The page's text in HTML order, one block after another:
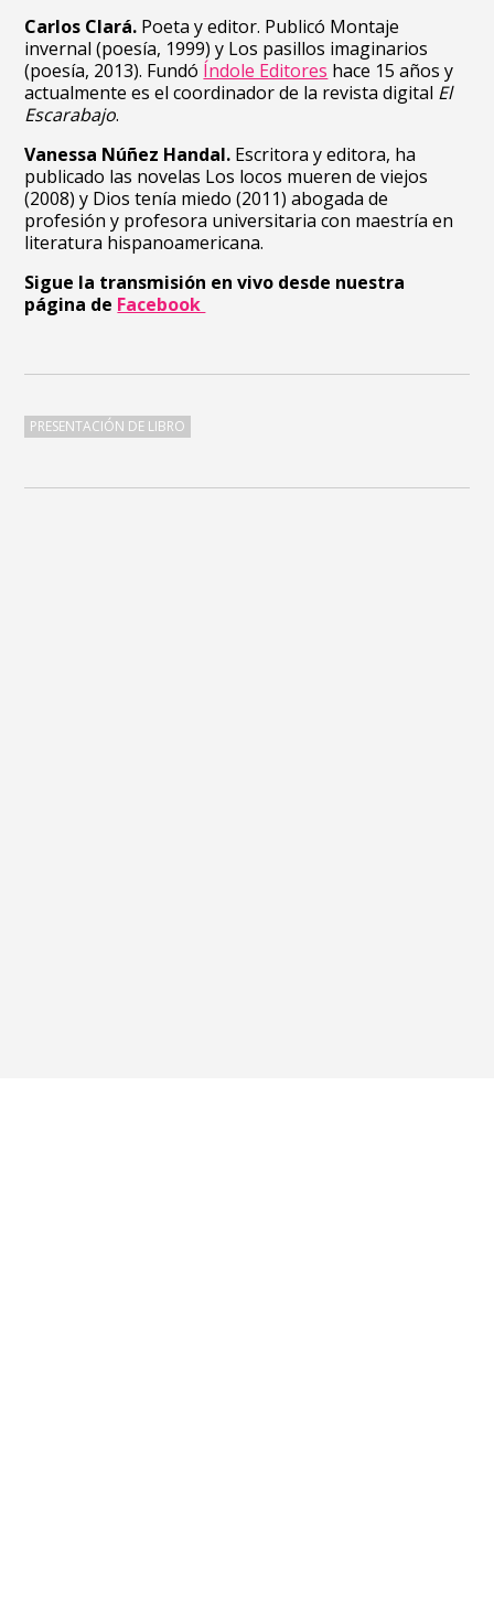
Carlos Clará. Poeta y editor. Publicó Montaje
invernal (poesía, 1999) y Los pasillos imaginarios
(poesía, 2013). Fundó Índole Editores hace 15 años y
actualmente es el coordinador de la revista digital El
Escarabajo.
Vanessa Núñez Handal. Escritora y editora, ha
publicado las novelas Los locos mueren de viejos
(2008) y Dios tenía miedo (2011) abogada de
profesión y profesora universitaria con maestría en
literatura hispanoamericana.
Sigue la transmisión en vivo desde nuestra
página de Facebook
PRESENTACIÓN DE LIBRO